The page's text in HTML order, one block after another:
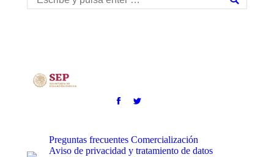
Preguntas frecuentes Comercialización
Aviso de privacidad y tratamiento de datos